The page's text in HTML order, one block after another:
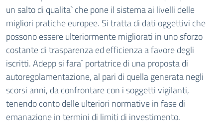
un salto di qualita` che pone il sistema ai livelli delle
migliori pratiche europee. Si tratta di dati oggettivi che
possono essere ulteriormente migliorati in uno sforzo
costante di trasparenza ed efficienza a favore degli
iscritti. Adepp si fara` portatrice di una proposta di
autoregolamentazione, al pari di quella generata negli
scorsi anni, da confrontare con i soggetti vigilanti,
tenendo conto delle ulteriori normative in fase di
emanazione in termini di limiti di investimento.